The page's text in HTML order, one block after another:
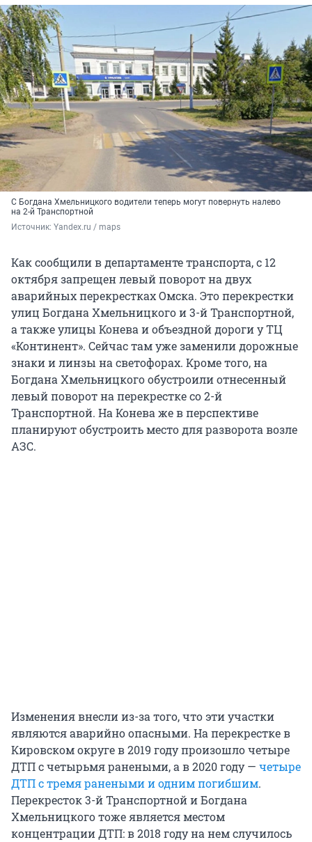
С Богдана Хмельницкого водители теперь могут повернуть налево
на 2-й Транспортной
Источник: Yandex.ru / maps
Как сообщили в департаменте транспорта, с 12
октября запрещен левый поворот на двух
аварийных перекрестках Омска. Это перекрестки
улиц Богдана Хмельницкого и 3-й Транспортной,
а также улицы Конева и объездной дороги у ТЦ
«Континент». Сейчас там уже заменили дорожные
знаки и линзы на светофорах. Кроме того, на
Богдана Хмельницкого обустроили отнесенный
левый поворот на перекрестке со 2-й
Транспортной. На Конева же в перспективе
планируют обустроить место для разворота возле
АЗС.
Изменения внесли из-за того, что эти участки
являются аварийно опасными. На перекрестке в
Кировском округе в 2019 году произошло четыре
ДТП с четырьмя ранеными, а в 2020 году — четыре
ДТП с тремя ранеными и одним погибшим.
Перекресток 3-й Транспортной и Богдана
Хмельницкого тоже является местом
концентрации ДТП: в 2018 году на нем случилось